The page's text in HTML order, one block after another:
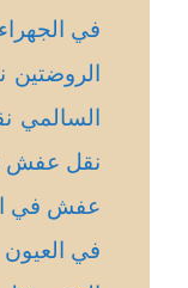
في الجهراء
الروضتين
السالمي
نقل عفش
عفش في
في العيون